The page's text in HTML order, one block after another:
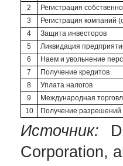
2
Регистрация
3
Регистрация компаний
4
Защита инвесторов
5
Ликвидация
6
Наем и увольнение
7
Получение кредитов
8
Уплата налогов
9
Международная
10
Получение разрешений
Источник:
Corporation,